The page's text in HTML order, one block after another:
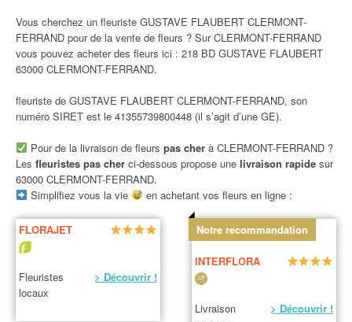
Vous cherchez un fleuriste GUSTAVE FLAUBERT CLERMONT-
FERRAND pour de la vente de fleurs ? Sur CLERMONT-FERRAND
vous pouvez acheter des fleurs ici : 218 BD GUSTAVE FLAUBERT
63000 CLERMONT-FERRAND.
fleuriste de GUSTAVE FLAUBERT CLERMONT-FERRAND, son
numéro SIRET est le 41355739800448 (il s’agit d’une GE).
Pour de la livraison de fleurs pas cherà CLERMONT-FERRAND ?
Les fleuristes pas cher ci-dessous propose une livraison rapide sur
63000 CLERMONT-FERRAND.
Simplifiez vous la vie
en achetant vos fleurs en ligne :
FLORAJET
Fleuristes
locaux
> Découvrir !
Notre recommandation
INTERFLORA
Livraison
> Découvrir !